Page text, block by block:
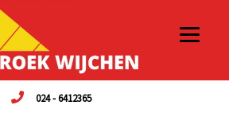
024 - 6412365